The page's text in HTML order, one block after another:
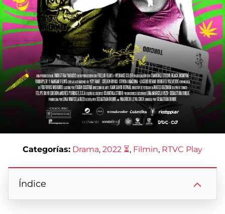
Categorías: Drama, 2022 ⏳, Filmin, RTVC Play
Índice